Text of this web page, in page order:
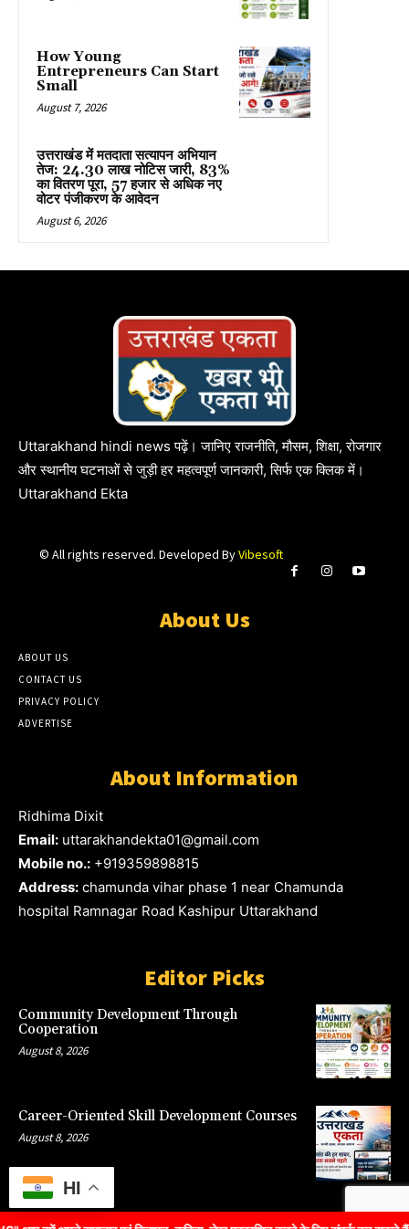
How Young
Entrepreneurs Can Start
Small
August 7, 2026
उत्तराखंड में मतदाता सत्यापन अभियान
तेज: 24.30 लाख नोटिस जारी, 83%
का वितरण पूरा, 57 हजार से अधिक नए
वोटर पंजीकरण के आवेदन
August 6, 2026
Uttarakhand hindi news पढ़ें। जानिए राजनीति, मौसम, शिक्षा, रोजगार
और स्थानीय घटनाओं से जुड़ी हर महत्वपूर्ण जानकारी, सिर्फ एक क्लिक में।
Uttarakhand Ekta
© All rights reserved. Developed ByVibesoft
About Us
ABOUT US
CONTACT US
PRIVACY POLICY
ADVERTISE
About Information
Ridhima Dixit
Email: uttarakhandekta01@gmail.com
Mobile no.: +919359898815
Address: chamunda vihar phase 1 near Chamunda
hospital Ramnagar Road Kashipur Uttarakhand
Editor Picks
Community Development Through
Cooperation
August 8, 2026
Career-Oriented Skill Development Courses
August 8, 2026
HI